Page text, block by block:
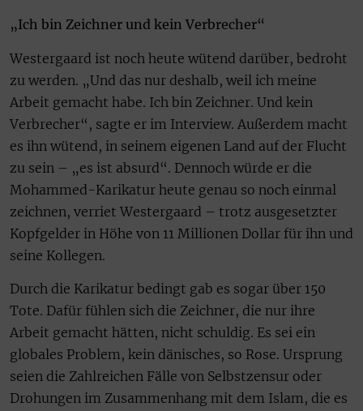
„Ich bin Zeichner und kein Verbrecher“
Westergaard ist noch heute wütend darüber, bedroht
zu werden. „Und das nur deshalb, weil ich meine
Arbeit gemacht habe. Ich bin Zeichner. Und kein
Verbrecher“, sagte er im Interview. Außerdem macht
es ihn wütend, in seinem eigenen Land auf der Flucht
zu sein – „es ist absurd“. Dennoch würde er die
Mohammed-Karikatur heute genau so noch einmal
zeichnen, verriet Westergaard – trotz ausgesetzter
Kopfgelder in Höhe von 11 Millionen Dollar für ihn und
seine Kollegen.
Durch die Karikatur bedingt gab es sogar über 150
Tote. Dafür fühlen sich die Zeichner, die nur ihre
Arbeit gemacht hätten, nicht schuldig. Es sei ein
globales Problem, kein dänisches, so Rose. Ursprung
seien die Zahlreichen Fälle von Selbstzensur oder
Drohungen im Zusammenhang mit dem Islam, die es